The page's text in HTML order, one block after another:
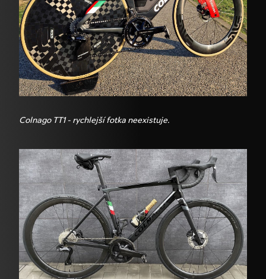
Colnago TT1 - rychlejší fotka neexistuje.